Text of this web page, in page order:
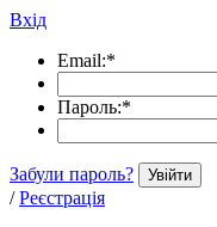
Вхід
Email:*
Пароль:*
Забули пароль? Увійти
/ Реєстрація